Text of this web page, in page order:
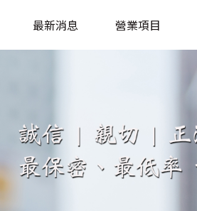
最新消息 營業項目